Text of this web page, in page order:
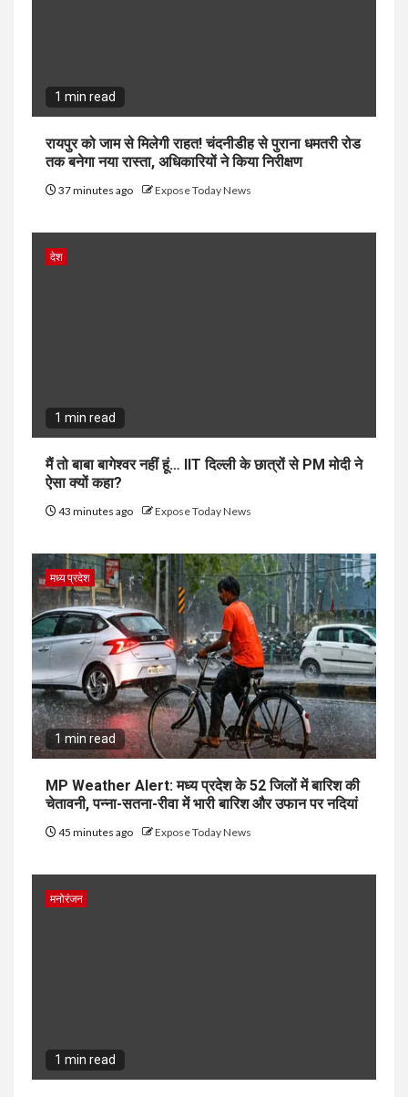
1 min read
रायपुर को जाम से मिलेगी राहत! चंदनीडीह से पुराना धमतरी रोड
तक बनेगा नया रास्ता, अधिकारियों ने किया निरीक्षण
37 minutes ago Expose Today News
देश
1 min read
मैं तो बाबा बागेश्वर नहीं हूं… IIT दिल्ली के छात्रों से PM मोदी ने
ऐसा क्यों कहा?
43 minutes ago Expose Today News
मध्य प्रदेश
1 min read
MP Weather Alert: मध्य प्रदेश के 52 जिलों में बारिश की
चेतावनी, पन्ना-सतना-रीवा में भारी बारिश और उफान पर नदियां
45 minutes ago Expose Today News
मनोरंजन
1 min read